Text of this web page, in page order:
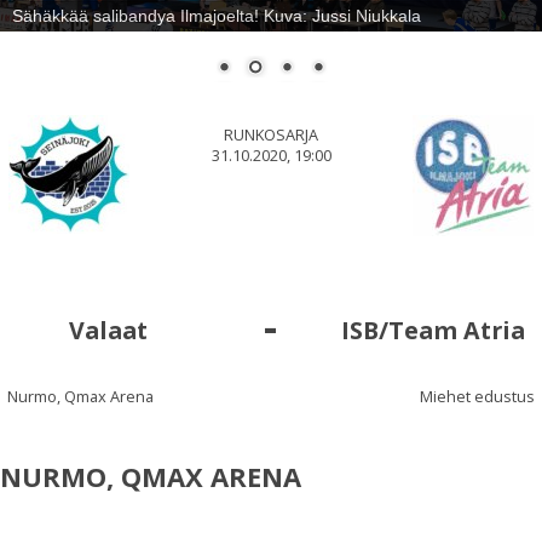
Sähäkkää salibandya Ilmajoelta! Kuva: Jussi Niukkala
RUNKOSARJA
31.10.2020, 19:00
Valaat - ISB/Team Atria
Nurmo, Qmax Arena Miehet edustus
NURMO, QMAX ARENA